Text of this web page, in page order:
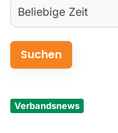
Verbandsnews
Verantwortung
Aus- und Fortbildungen